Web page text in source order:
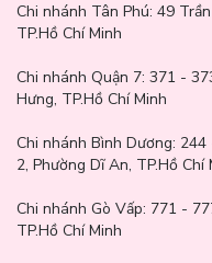
Chi nhánh Tân Phú: 49
TP.Hồ Chí Minh
Chi nhánh Quận 7: 371 -
Hưng, TP.Hồ Chí Minh
Chi nhánh Bình Dương: 244
2, Phường Dĩ An, TP.Hồ Chí
Chi nhánh Gò Vấp: 771 -
TP.Hồ Chí Minh